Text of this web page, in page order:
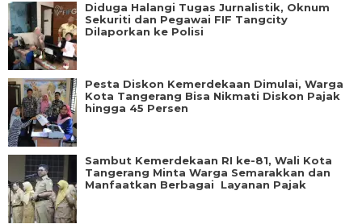
Diduga Halangi Tugas Jurnalistik, Oknum
Sekuriti dan Pegawai FIF Tangcity
Dilaporkan ke Polisi
Pesta Diskon Kemerdekaan Dimulai, Warga
Kota Tangerang Bisa Nikmati Diskon Pajak
hingga 45 Persen
Sambut Kemerdekaan RI ke-81, Wali Kota
Tangerang Minta Warga Semarakkan dan
Manfaatkan Berbagai Layanan Pajak